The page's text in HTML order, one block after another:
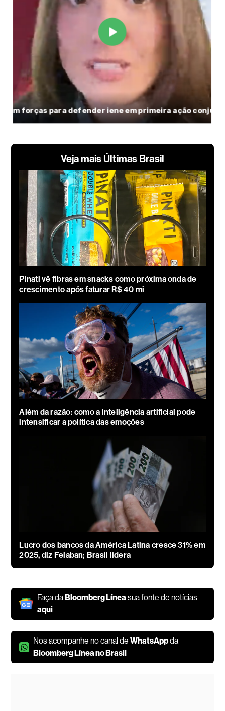
Veja mais Últimas Brasil
Pinati vê fibras em snacks como próxima onda de
crescimento após faturar R$ 40 mi
Além da razão: como a inteligência artificial pode
intensificar a política das emoções
Lucro dos bancos da América Latina cresce 31% em
2025, diz Felaban; Brasil lidera
Faça daBloomberg Línea sua fonte de notícias
aqui
Nos acompanhe no canal deWhatsAppda
Bloomberg Línea no Brasil